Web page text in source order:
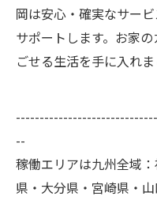
岡は安心・確実なサー
サポートします。お家
ごせる生活を手に入れま
--
稼働エリアは九州全域
県・大分県・宮崎県・